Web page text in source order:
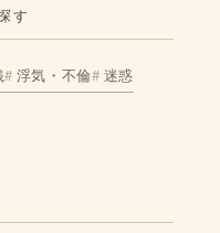
す
浮気・不倫 迷惑